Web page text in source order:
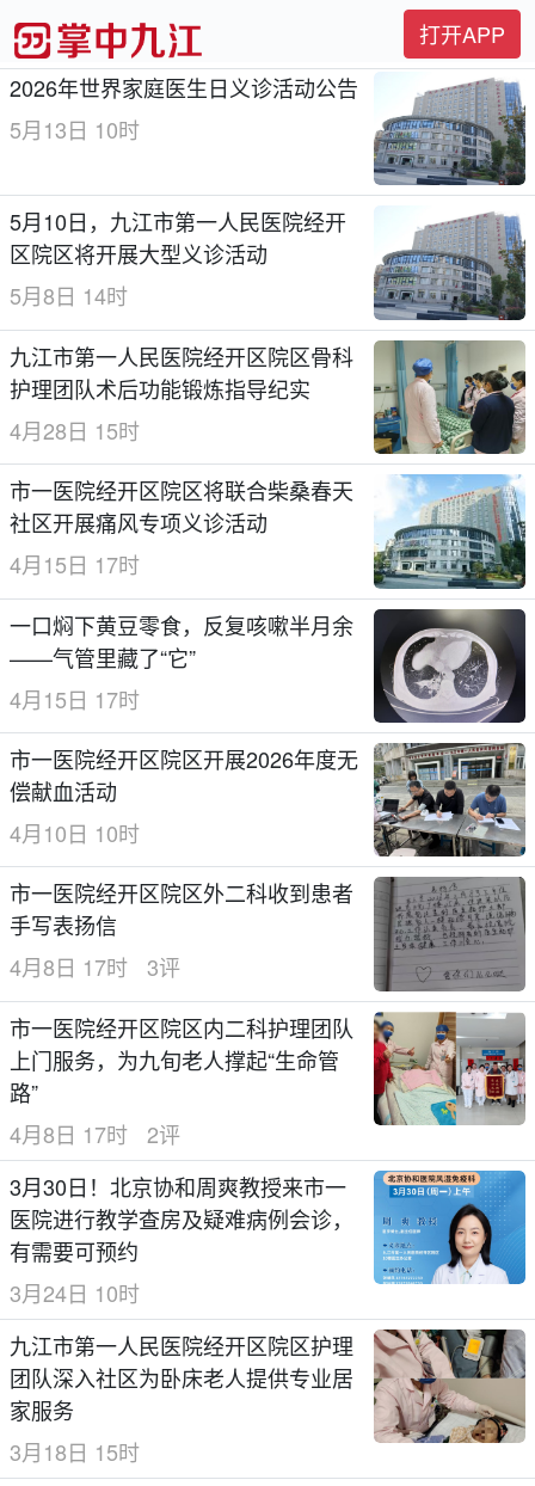
打开APP
2026年世界家庭医生日义诊活动公告
5月13日 10时
5月10日，九江市第一人民医院经开
区院区将开展大型义诊活动
5月8日 14时
九江市第一人民医院经开区院区骨科
护理团队术后功能锻炼指导纪实
4月28日 15时
市一医院经开区院区将联合柴桑春天
社区开展痛风专项义诊活动
4月15日 17时
一口焖下黄豆零食，反复咳嗽半月余
——气管里藏了“它”
4月15日 17时
市一医院经开区院区开展2026年度无
偿献血活动
4月10日 10时
市一医院经开区院区外二科收到患者
手写表扬信
4月8日 17时
3评
市一医院经开区院区内二科护理团队
上门服务，为九旬老人撑起“生命管
路”
4月8日 17时
2评
3月30日！北京协和周爽教授来市一
医院进行教学查房及疑难病例会诊，
有需要可预约
3月24日 10时
九江市第一人民医院经开区院区护理
团队深入社区为卧床老人提供专业居
家服务
3月18日 15时